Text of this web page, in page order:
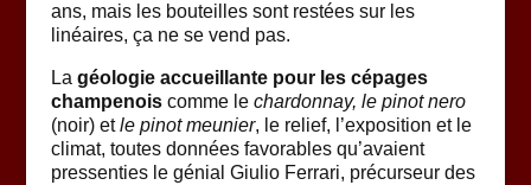
ans, mais les bouteilles sont restées sur les
linéaires, ça ne se vend pas.
La géologie accueillante pour les cépages
champenoiscomme le chardonnay, le pinot nero
(noir) etle pinot meunier, le relief, l’exposition et le
climat, toutes données favorables qu’avaient
pressenties le génial Giulio Ferrari, précurseur des